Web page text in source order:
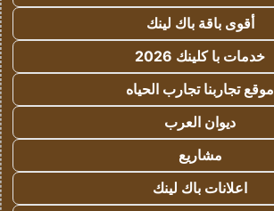
أقوى باقة باك لينك
خدمات با كلينك 2026
موقع تجاربنا تجارب الحياه
ديوان العرب
مشاريع
اعلانات باك لينك